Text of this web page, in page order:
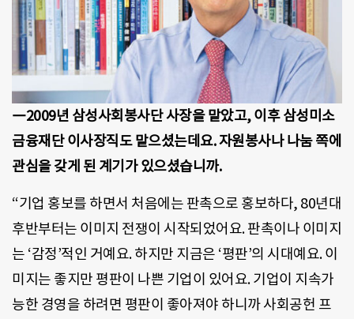
―2009년 삼성사회봉사단 사장을 맡았고, 이후 삼성미소
금융재단 이사장직도 맡으셨는데요. 자원봉사나 나눔 쪽에
관심을 갖게 된 계기가 있으셨습니까.
“기업 홍보를 하면서 처음에는 판촉으로 홍보하다, 80년대
후반부터는 이미지 전쟁이 시작되었어요. 판촉이나 이미지
는 ‘감정’적인 거예요. 하지만 지금은 ‘평판’의 시대예요. 이
미지는 좋지만 평판이 나쁜 기업이 있어요. 기업이 지속가
능한 경영을 하려면 평판이 좋아져야 하니까 사회공헌 프